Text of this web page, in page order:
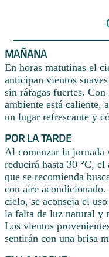
MAÑANA
En horas matutinas el
anticipan vientos
sin ráfagas fuertes.
ambiente está caliente,
un lugar refrescante y
POR LA TARDE
Al comenzar la jornada
reducirá hasta 30 °C,
que se recomienda
con aire acondicionado.
cielo, se aconseja el
la falta de luz natural y
Los vientos
sentirán con una brisa